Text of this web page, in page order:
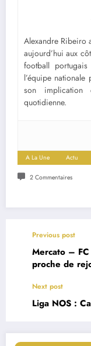
Alexandre Ribeiro
aujourd’hui aux
football
l’équipe nationale
son
quotidienne.
A La Une Actu
2 Commentaires
Previous post
Mercato –
proche de
Next post
Liga NOS :